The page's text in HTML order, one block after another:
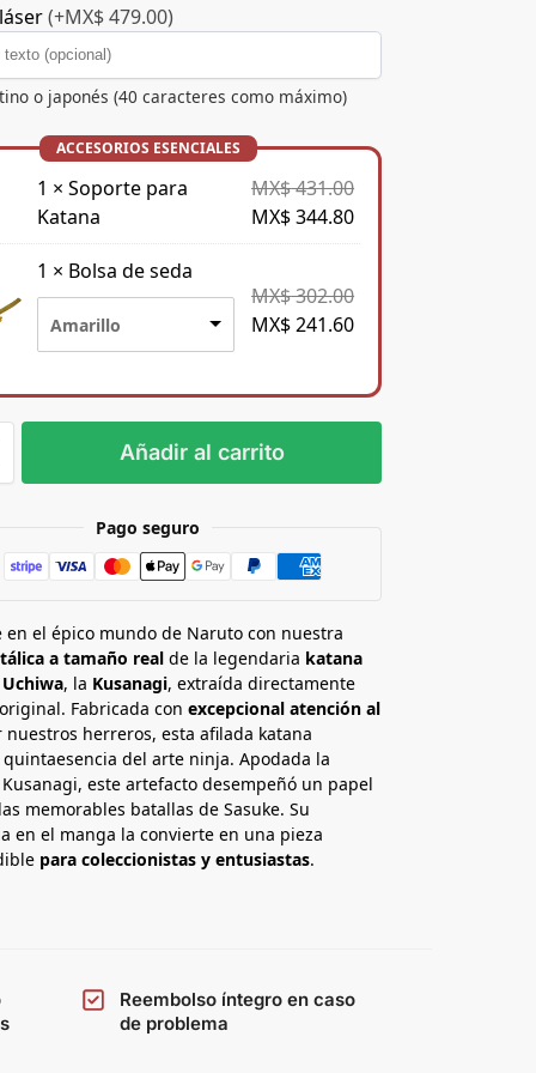
(+MX$ 479.00)
o japonés (40 caracteres como máximo)
1 ×Soporte para
Katana
MX$431.00
MX$344.80
1 × Bolsa de seda
Amarillo
MX$302.00
MX$241.60
Añadir al carrito
Pago seguro
en el épico mundo de Naruto con nuestra
a tamaño real de la legendaria katana
, la Kusanagi, extraída directamente
Fabricada conexcepcional atención al
nuestros herreros, esta afilada katana
del arte ninja. Apodada la
Kusanagi, este artefacto desempeñó un papel
memorables batallas de Sasuke. Su
en el manga la convierte en una pieza
para coleccionistas y entusiastas.
Reembolso íntegro en caso
de problema